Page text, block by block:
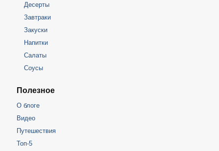
Десерты
Завтраки
Закуски
Напитки
Салаты
Соусы
Полезное
О блоге
Видео
Путешествия
Топ-5